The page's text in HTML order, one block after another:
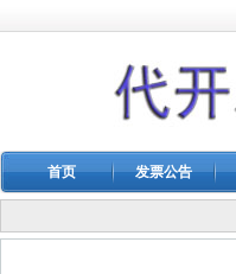
首页 发票公告